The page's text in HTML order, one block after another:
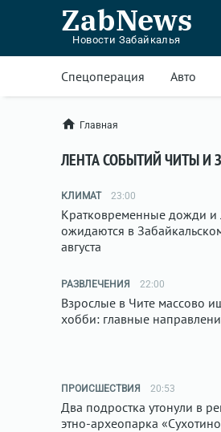
ZabNews
Новости Забайкалья
Спецоперация Авто
Главная
ЛЕНТА СОБЫТИЙ ЧИТЫ И
КЛИМАТ 23:00
Кратковременные дожди и
ожидаются в
августа
РАЗВЛЕЧЕНИЯ 22:00
Взрослые в Чите массово
хобби: главные
ПРОИСШЕСТВИЯ 20:53
Два подростка утонули в
этно-археопарка